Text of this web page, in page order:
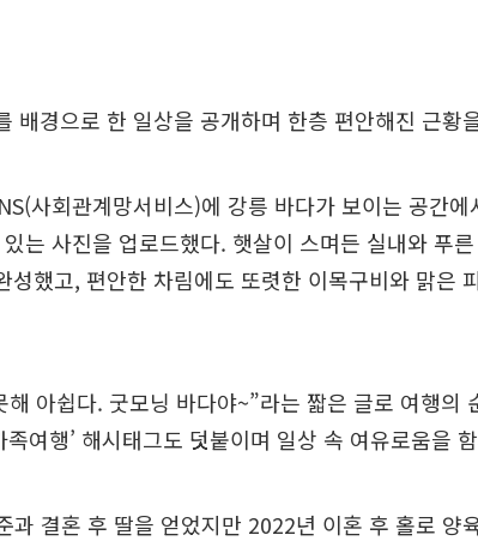
배경으로 한 일상을 공개하며 한층 편안해진 근황
사회관계망서비스)에 강릉 바다가 보이는 공간
는 사진을 업로드했다. 햇살이 스며든 실내와 푸
성했고, 편안한 차림에도 또렷한 이목구비와 맑은
아쉽다. 굿모닝 바다야~”라는 짧은 글로 여행의
족여행’ 해시태그도 덧붙이며 일상 속 여유로움을
과 결혼 후 딸을 얻었지만 2022년 이혼 후 홀로 양